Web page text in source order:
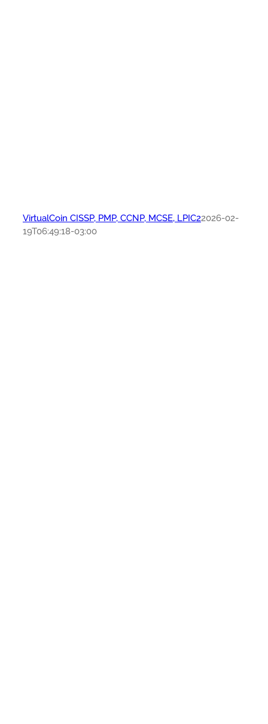
VirtualCoin CISSP, PMP, CCNP, MCSE, LPIC22026-02-
19T06:49:18-03:00